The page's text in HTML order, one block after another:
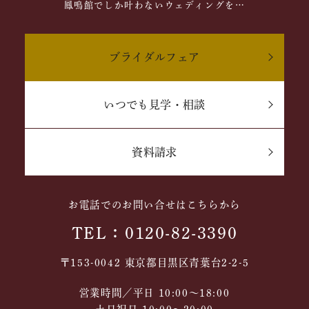
鳳鳴館でしか叶わないウェディングを…
ブライダルフェア
いつでも見学・相談
資料請求
お電話でのお問い合せはこちらから
TEL：0120-82-3390
〒153-0042 東京都目黒区青葉台2-2-5
営業時間／平日 10:00～18:00